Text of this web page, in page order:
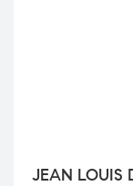
JEAN LOUIS